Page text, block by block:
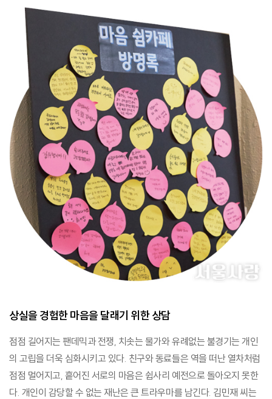
상실을 경험한 마음을 달래기 위한 상담
점점 길어지는 팬데믹과 전쟁, 치솟는 물가와 유례없는 불경기는 개인
의 고립을 더욱 심화시키고 있다. 친구와 동료들은 역을 떠난 열차처럼
점점 멀어지고, 흩어진 서로의 마음은 쉽사리 예전으로 돌아오지 못한
다. 개인이 감당할 수 없는 재난은 큰 트라우마를 남긴다. 김민재 씨는